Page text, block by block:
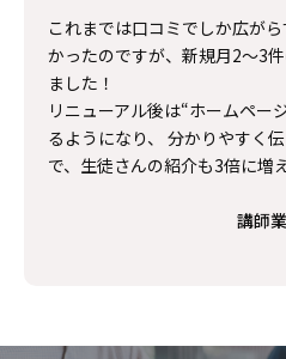
これまでは口コミでしか広が
かったのですが、新規月2〜3
ました！
リニューアル後は“ホームペー
るようになり、 分かりやすく
で、生徒さんの紹介も3倍に増
講師